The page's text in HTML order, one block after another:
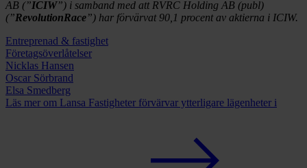
AB (”ICIW”) i samband med att RVRC Holding AB (publ)
(”RevolutionRace”) har förvärvat 90,1 procent av aktierna i ICIW.
Entreprenad & fastighet
Företags­överlåtelser
Nicklas Hansen
Oscar Sörbrand
Elsa Smedberg
Läs mer om Lansa Fastigheter förvärvar ytterligare lägenheter i